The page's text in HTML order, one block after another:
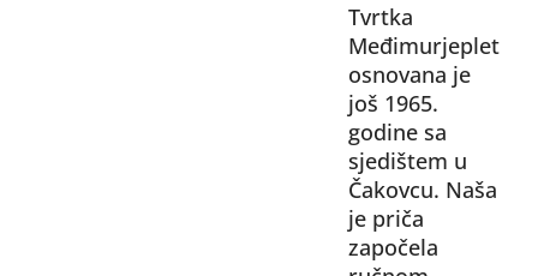
Tvrtka
Međimurjeplet
osnovana je
još 1965.
godine sa
sjedištem u
Čakovcu. Naša
je priča
započela